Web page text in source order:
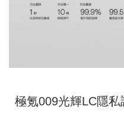
極氪009光輝LC隱